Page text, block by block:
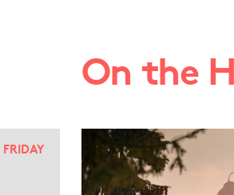
On the
FRIDAY